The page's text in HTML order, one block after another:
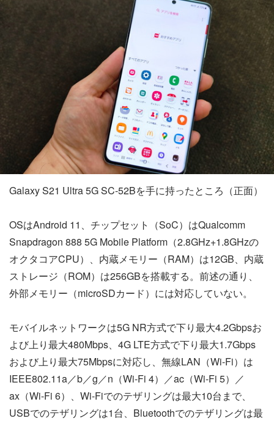
Galaxy S21 Ultra 5G SC-52Bを手に持ったところ（正面）
OSはAndroid 11、チップセット（SoC）はQualcomm
Snapdragon 888 5G Mobile Platform（2.8GHz+1.8GHzの
オクタコアCPU）、内蔵メモリー（RAM）は12GB、内蔵
ストレージ（ROM）は256GBを搭載する。前述の通り、
外部メモリー（microSDカード）には対応していない。
モバイルネットワークは5G NR方式で下り最大4.2Gbpsお
よび上り最大480Mbps、4G LTE方式で下り最大1.7Gbps
および上り最大75Mbpsに対応し、無線LAN（Wi-Fi）は
IEEE802.11a／b／g／n（Wi-Fi 4）／ac（Wi-Fi 5）／
ax（Wi-Fi 6）、Wi-Fiでのテザリングは最大10台まで、
USBでのテザリングは1台、Bluetoothでのテザリングは最